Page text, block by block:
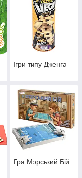
Ігри типу Дженга
Гра Морський Бій